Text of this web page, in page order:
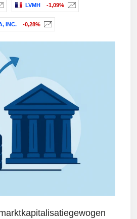
LVMH -1,09%
INC. -0,28%